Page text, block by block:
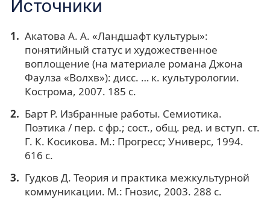
Источники
Акатова А. А. «Ландшафт культуры»:
понятийный статус и художественное
воплощение (на материале романа Джона
Фаулза «Волхв»): дисс. … к. культурологии.
Кострома, 2007. 185 с.
Барт Р. Избранные работы. Семиотика.
Поэтика / пер. с фр.; сост., общ. ред. и вступ. ст.
Г. К. Косикова. М.: Прогресс; Универс, 1994.
616 с.
Гудков Д. Теория и практика межкультурной
коммуникации. М.: Гнозис, 2003. 288 с.